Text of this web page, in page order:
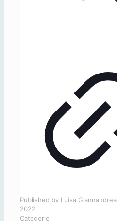
Published by Luisa Giannandrea
2022
Categorie